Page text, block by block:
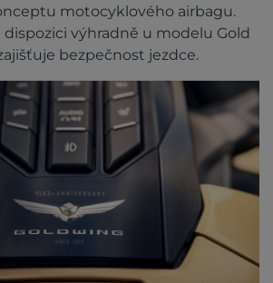
motocyklového airbagu.
dispozici výhradně u modelu Gold
bezpečnost jezdce.